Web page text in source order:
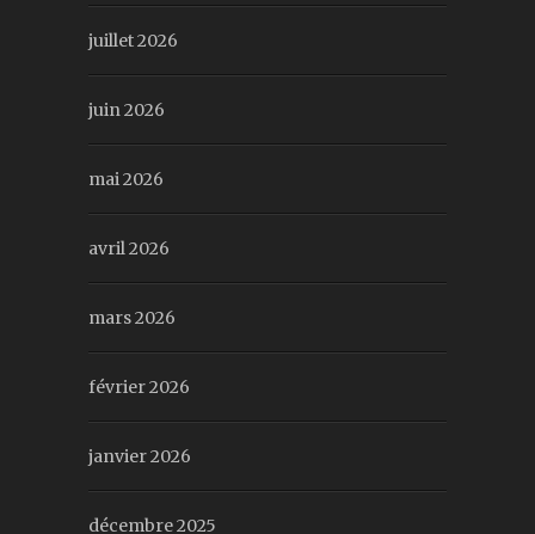
juillet 2026
juin 2026
mai 2026
avril 2026
mars 2026
février 2026
janvier 2026
décembre 2025